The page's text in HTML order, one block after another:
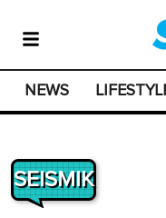
NEWS
SEISMIK